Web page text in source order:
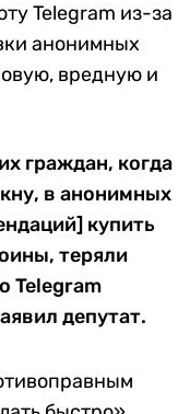
Telegram из-за
анонимных
вредную и
граждан, когда
в анонимных
купить
теряли
Telegram
депутат.